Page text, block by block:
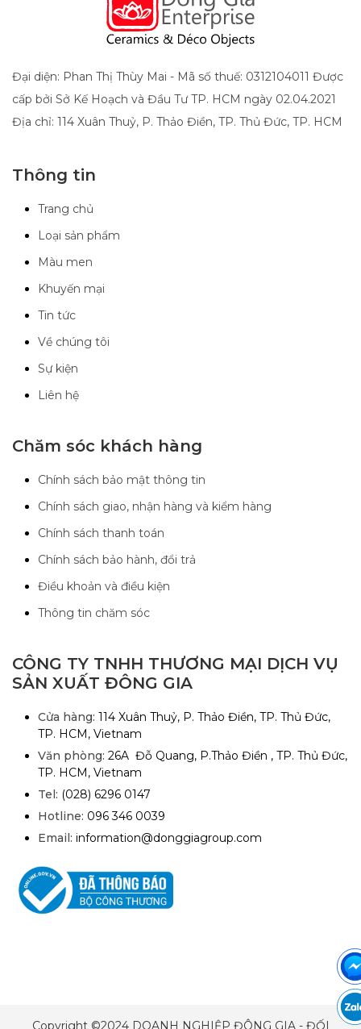
Đại diện: Phan Thị Thùy Mai - Mã số thuế: 0312104011 Được
cấp bởi Sở Kế Hoạch và Đầu Tư TP. HCM ngày 02.04.2021
Địa chỉ: 114 Xuân Thuỷ, P. Thảo Điền, TP. Thủ Đức, TP. HCM
Thông tin
Trang chủ
Loại sản phẩm
Màu men
Khuyến mại
Tin tức
Về chúng tôi
Sự kiện
Liên hệ
Chăm sóc khách hàng
Chính sách bảo mật thông tin
Chính sách giao, nhận hàng và kiểm hàng
Chính sách thanh toán
Chính sách bảo hành, đổi trả
Điều khoản và điều kiện
Thông tin chăm sóc
CÔNG TY TNHH THƯƠNG MẠI DỊCH VỤ
SẢN XUẤT ĐÔNG GIA
Cửa hàng: 114 Xuân Thuỷ, P. Thảo Điền, TP. Thủ Đức,
TP. HCM, Vietnam
Văn phòng: 26A Đỗ Quang, P.Thảo Điền , TP. Thủ Đức,
TP. HCM, Vietnam
Tel: (028) 6296 0147
Hotline: 096 346 0039
Email: information@donggiagroup.com
Copyright ©2024 DOANH NGHIỆP ĐÔNG GIA - ĐỐI